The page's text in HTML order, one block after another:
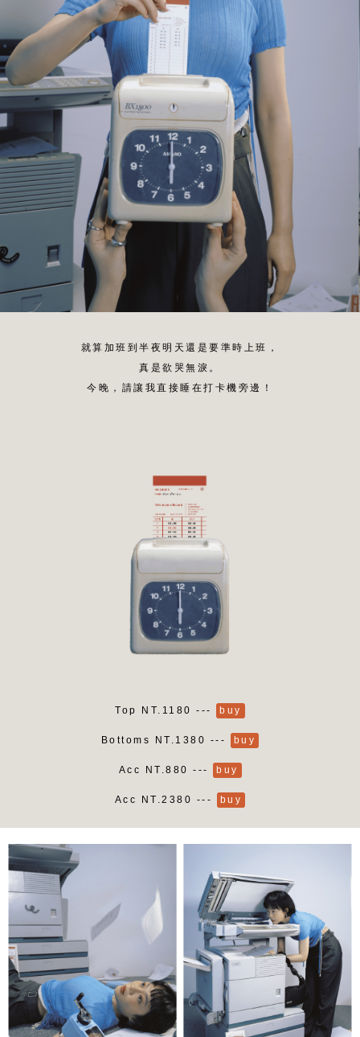
就算加班到半夜明天還是要準時上班，
真是欲哭無淚。
今晚，請讓我直接睡在打卡機旁邊！
Top NT.1180 --- buy
Bottoms NT.1380 --- buy
Acc NT.880 --- buy
Acc NT.2380 --- buy